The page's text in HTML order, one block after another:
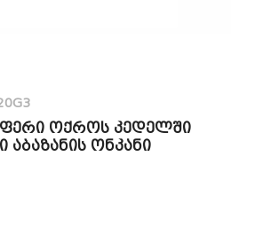
ოქროს კედელში
აბაზანის ონკანი